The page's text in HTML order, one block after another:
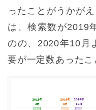
ったことがうかが
は、検索数が2019
のの、2020年10月
要が一定数あったこ